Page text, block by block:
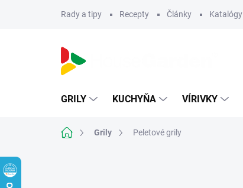
Rady a tipy Recepty Články Katalógy
GRILY KUCHYŇA VÍRIVKY
DomovGrily Peletové grily